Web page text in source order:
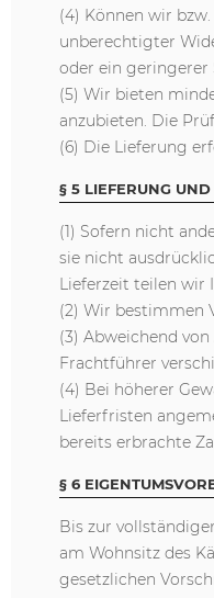
(4) Können wir
unberechtigter
oder ein geringerer
(5) Wir bieten
anzubieten. Die
(6) Die Lieferung
§ 5 LIEFERUNG
(1) Sofern nicht
sie nicht
Lieferzeit teilen wir
(2) Wir bestimmen
(3) Abweichend
Frachtführer
(4) Bei höherer
Lieferfristen
bereits erbrachte
§ 6
Bis zur
am Wohnsitz des
gesetzlichen